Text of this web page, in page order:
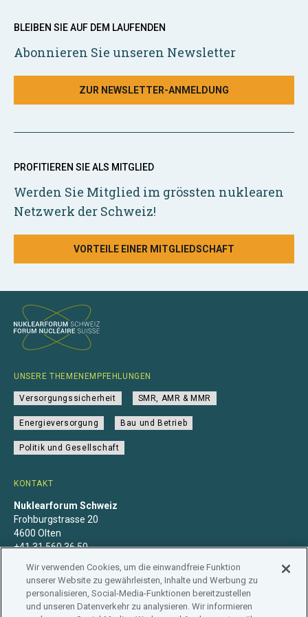
BLEIBEN SIE AUF DEM LAUFENDEN
Abonnieren Sie unseren Newsletter
ZUR NEWSLETTER-ANMELDUNG
PROFITIEREN SIE ALS MITGLIED
Werden Sie Mitglied im grössten nuklearen
Netzwerk der Schweiz!
VORTEILE EINER MITGLIEDSCHAFT
KONTAKT
Nuklearforum Schweiz
Frohburgstrasse 20
4600 Olten
+41 31 560 36 50
UNSERE THEMENEMPFEHLUNGEN
Versorgungssicherheit SMR, AMR & MMR
Energieversorgung Bau und Betrieb
Politik und Gesellschaft
Wir verwenden Cookies, um die einwandfreie Funktion
unserer Website zu gewährleisten, Inhalte und Werbung zu
personalisieren, Social-Media-Funktionen bereitzustellen
und unseren Datenverkehr zu analysieren. Wir informieren